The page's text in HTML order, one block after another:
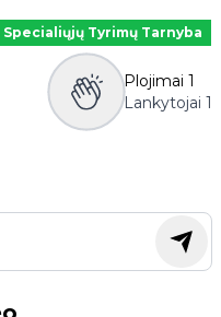
Specialiųjų Tyrimų Tarnyba
Plojimai 1
Lankytojai 1